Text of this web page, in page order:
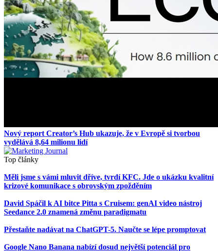
Nový report Creator’s Hub ukazuje, že v Evropě si tvorbou
vydělává 8,64 milionu lidí
Top články
Měli jsme s vámi mluvit dříve, tvrdí KFC. Jde o ukázku kvalitní
krizové komunikace s obrovským zpožděním
David Spáčil k AI bitce Pitta s Cruisem: genAI video nástroj
Seedance 2.0 znamená změnu paradigmatu
Přestaňte nadávat na ChatGPT-5. Naučte se lépe promptovat
Google Nano Banana nabízí dosud největší potenciál pro